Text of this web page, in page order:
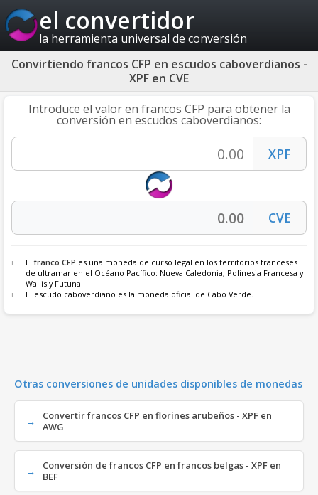
el convertidor
la herramienta universal de conversión
Convirtiendo francos CFP en escudos caboverdianos -
XPF en CVE
Introduce el valor en francos CFP para obtener la
conversión en escudos caboverdianos:
Elfranco CFP es una moneda de curso legal en los territorios franceses
de ultramar en el Océano Pacífico: Nueva Caledonia, Polinesia Francesa y
Wallis y Futuna.
El escudo caboverdiano es la moneda oficial de Cabo Verde.
Otras conversiones de unidades disponibles de monedas
Convertir francos CFP en florines arubeños - XPF en
AWG
Conversión de francos CFP en francos belgas - XPF en
BEF